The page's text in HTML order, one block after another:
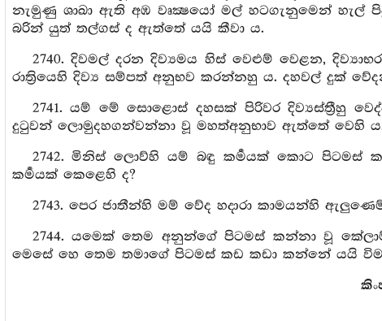
නැමුණු ශාඛා ඇති අඹ වෘක්‍ෂයෝ මල් හටගැනුමෙන්
බරින් යුත් තල්ගස් ද ඇත්තේ යයි කීවා ය.
2740. දිවමල් දරන දිව්‍යමය හිස් වෙළුම් වෙළන,
රාත්‍රියෙහි දිව්‍ය සම්පත් අනුභව කරන්නහු ය. දහවල් දුක්
2741. යම් මේ සොළොස් දහසක් පිරිවර දිව්‍යස්ත්‍රීහු
දුටුවන් ලොමුදහගන්වන්නා වූ මහත්අනුභාව ඇත්තේ වෙහි
2742. මිනිස් ලොව්හි යම් බඳු කර්‍මයක් කොට පිටමස්
කර්‍මයක් කෙළෙහි ද?
2743. පෙර ජාතීන්හි මම් වේද හදාරා කාමයන්හි
2744. යමෙක් තෙම අනුන්ගේ පිටමස් කන්නා වූ
මෙසේ හෙ තෙම තමාගේ පිටමස් කඩ කඩා කන්නේ යයි